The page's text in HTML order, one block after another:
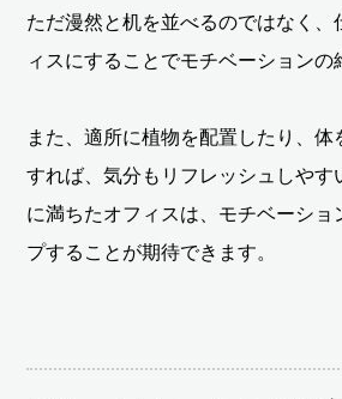
ただ漫然と机を並べるのではなく、
ィスにすることでモチベーションの
また、適所に植物を配置したり、
すれば、気分もリフレッシュしやす
に満ちたオフィスは、モチベーショ
プすることが期待できます。